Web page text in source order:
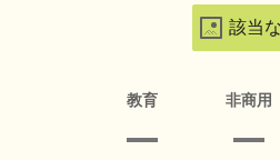
該当
教育 非商用